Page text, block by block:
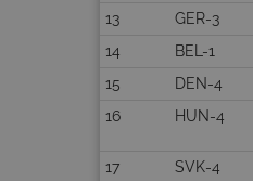
13 GER-3
14
BEL-1
15
DEN-4
16
HUN-4
17 SVK-4